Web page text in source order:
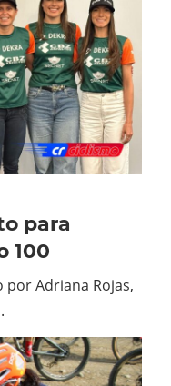
para
100
Adriana Rojas,